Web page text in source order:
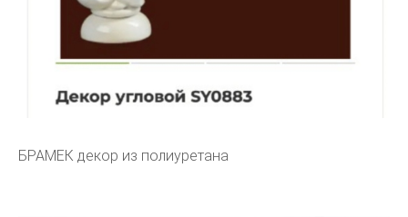
БРАМЕК декор из полиуретана